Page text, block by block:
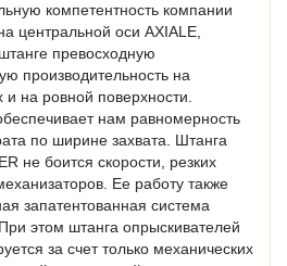
компетентность компании
центральной оси AXIALE,
превосходную
производительность на
и на ровной поверхности.
нам равномерность
по ширине захвата. Штанга
не боится скорости, резких
Ее работу также
запатентованная система
этом штанга опрыскивателей
за счет только механических